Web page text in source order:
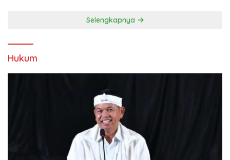
Selengkapnya
Hukum